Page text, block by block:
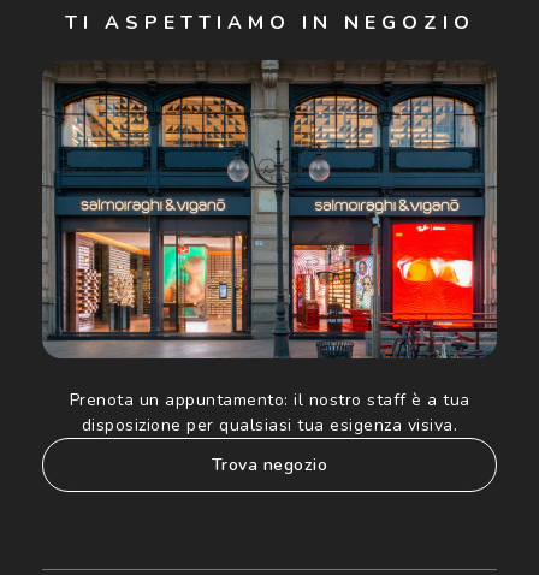
Cliccando su "Iscriviti", confermo di avere più di 16 anni e
acconsento all'utilizzo dei miei Dati Personali da parte di
Luxottica Group S.p.A. per l'invio di offerte speciali, novità
ed altre comunicazioni di carattere pubblicitario (consultare
Informativa sulla privacyper ulteriori informazioni).
TI ASPETTIAMO IN NEGOZIO
Prenota un appuntamento: il nostro staff è a tua
disposizione per qualsiasi tua esigenza visiva.
trova negozio